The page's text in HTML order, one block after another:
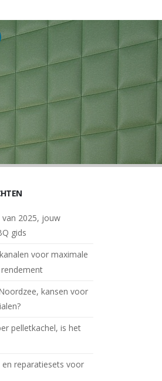
2025, jouw
gids
voor maximale
kansen voor
pelletkachel, is het
en reparatiesets voor